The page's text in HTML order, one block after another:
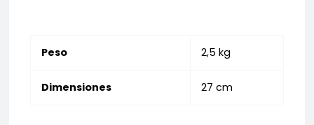
Peso 2,5 kg
Dimensiones 27 cm